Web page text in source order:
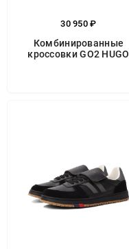
30 950 ₽
Комбинированные
кроссовки GO2 HUGO